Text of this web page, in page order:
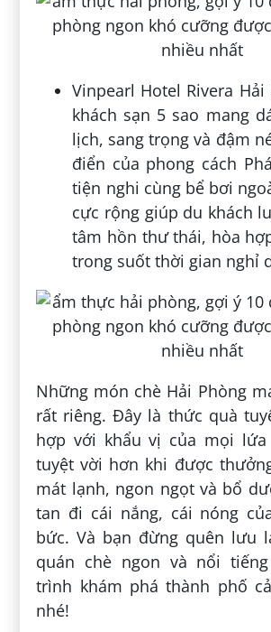
Vinpearl Hotel Rivera
khách sạn 5 sao mang
lịch, sang trọng và đậm
điển của phong cách
tiện nghi cùng bể bơi
cực rộng giúp du khách
tâm hồn thư thái, hòa
trong suốt thời gian nghỉ
Những món chè Hải Phòng
rất riêng. Đây là thức quà
hợp với khẩu vị của mọi
tuyệt vời hơn khi được
mát lạnh, ngon ngọt và bổ
tan đi cái nắng, cái nóng
bức. Và bạn đừng quên lưu
quán chè ngon và nổi
trình khám phá thành phố
nhé!